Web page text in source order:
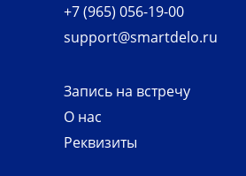
+7 (965) 056-19-00
support@smartdelo.ru
Запись на встречу
О нас
Реквизиты